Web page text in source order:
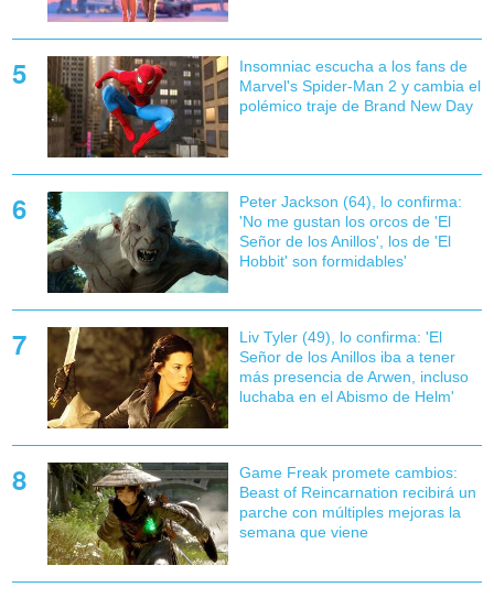
Insomniac escucha a los fans de
Marvel's Spider-Man 2 y cambia el
polémico traje de Brand New Day
Peter Jackson (64), lo confirma:
'No me gustan los orcos de 'El
Señor de los Anillos', los de 'El
Hobbit' son formidables'
Liv Tyler (49), lo confirma: 'El
Señor de los Anillos iba a tener
más presencia de Arwen, incluso
luchaba en el Abismo de Helm'
Game Freak promete cambios:
Beast of Reincarnation recibirá un
parche con múltiples mejoras la
semana que viene